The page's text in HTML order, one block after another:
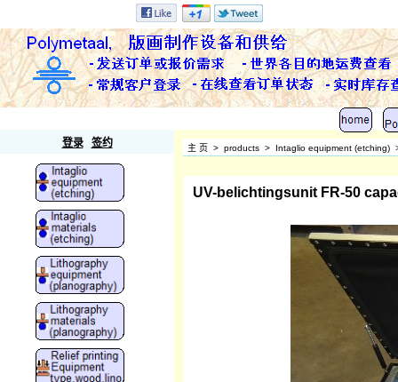
登录 签约 主 页 > products > Intaglio equipment (etching)
UV-belichtingsunit FR-50